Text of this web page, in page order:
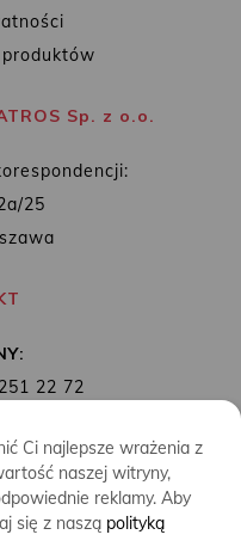
Sp. z o.o.
25
22 72
Ci najlepsze wrażenia z
naszej witryny,
reklamy. Aby
się z naszą polityką